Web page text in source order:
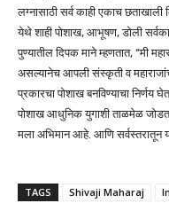
लग्नासाठी सर्व काही एकाच छताखाली
येथे शाही पोशाख, आभूषण, डोली
पुण्यातील दिपक माने म्हणतात, “मी
असल्यानेच आपली संस्कृती व
प्रकारचा पोशाख बनविण्याचा निर्णय
पोशाख आधुनिक युगाशी ताळमेळ
मला अभिमान आहे. आणि सर्वस्तरातून
TAGS Shivaji Maharaj